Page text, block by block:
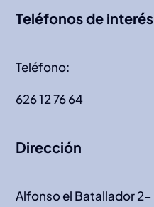
Teléfonos de interés
Teléfono:
626 12 76 64
Dirección
Alfonso el Batallador 2-